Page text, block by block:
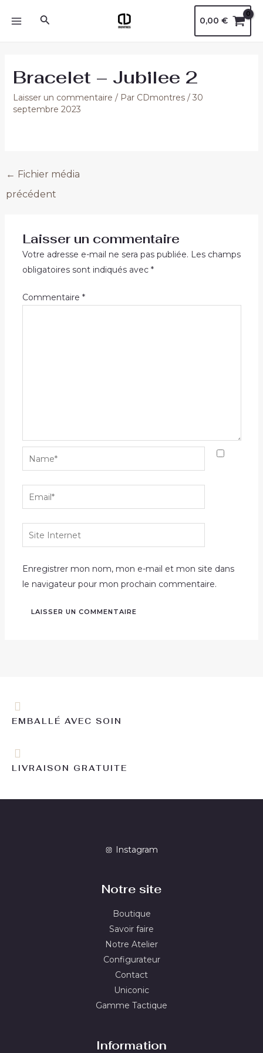
Rechercher 0,00€
Bracelet – Jubilee 2
Laisser un commentaire / Par CDmontres / 30
septembre 2023
des
← Fichier média
précédent
Laisser un commentaire
Votre adresse e-mail ne sera pas publiée. Les champs
obligatoires sont indiqués avec *
Commentaire *
Name*
Email*
Site
Internet
Enregistrer mon nom, mon e-mail et mon site dans
le navigateur pour mon prochain commentaire.
EMBALLÉ AVEC SOIN
LIVRAISON GRATUITE
Instagram
Notre site
Boutique
Savoir faire
Notre Atelier
Configurateur
Contact
Uniconic
Gamme Tactique
Information